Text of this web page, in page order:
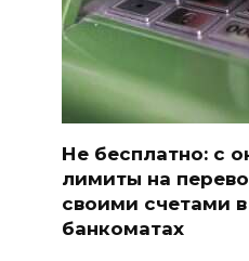
Не бесплатно: с
лимиты на
своими счетами
банкоматах